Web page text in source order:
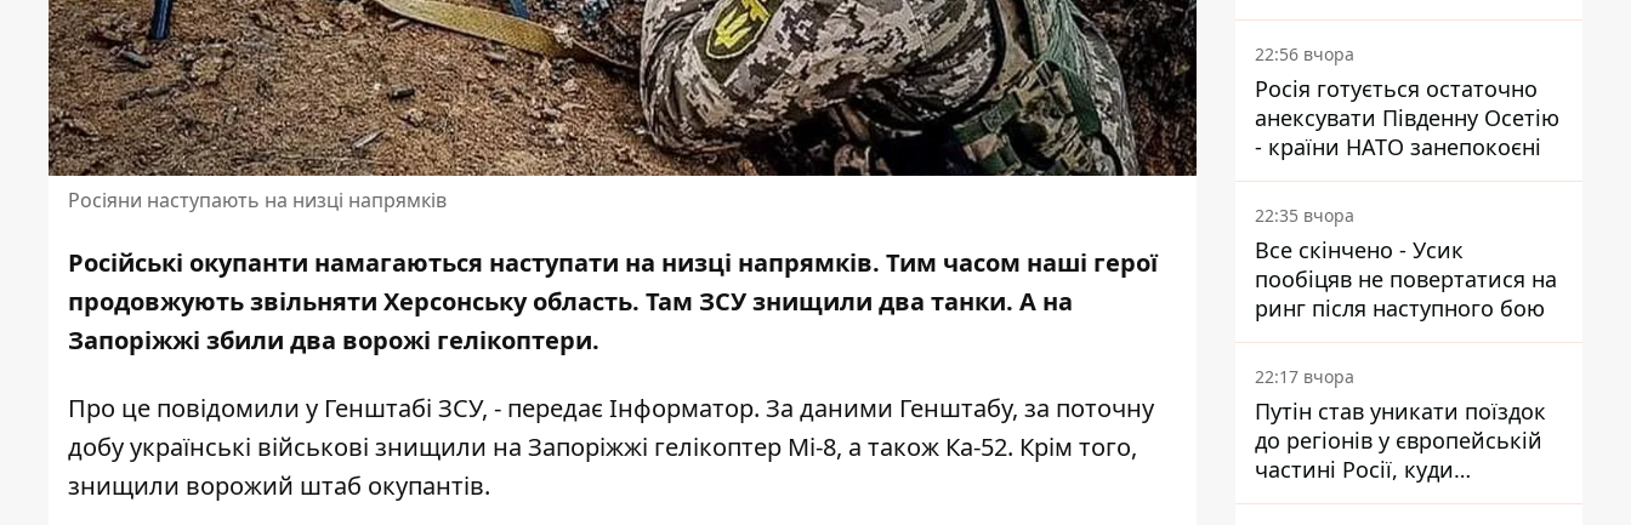
Росіяни наступають на низці напрямків
Російські окупанти намагаються наступати на низці напрямків. Тим часом наші герої
продовжуютьзвільняти Херсонську область. Там ЗСУ знищили два танки. А на
Запоріжжі збили два ворожі гелікоптери.
Про це повідомили у Генштабі ЗСУ, - передає Інформатор. За даними Генштабу, за поточну
добу українські військові знищили на Запоріжжі гелікоптер Мі-8, а також Ка-52. Крім того,
знищили ворожий штаб окупантів.
суд
22:56 вчора
Росія готується остаточно
анексувати Південну Осетію
- країни НАТО занепокоєні
22:35 вчора
Все скінчено - Усик
пообіцяв не повертатися на
ринг після наступного бою
22:17 вчора
Путін став уникати поїздок
до регіонів у європейській
частині Росії, куди
регулярно долітають дрони